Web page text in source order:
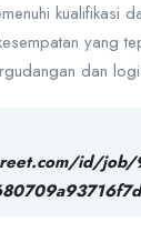
kualifikasi
yang
dan
id/